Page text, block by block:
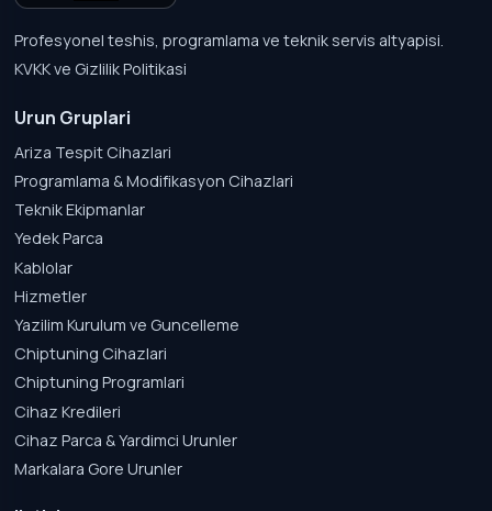
Profesyonel teshis, programlama ve teknik servis altyapisi.
KVKK ve Gizlilik Politikasi
Urun Gruplari
Ariza Tespit Cihazlari
Programlama & Modifikasyon Cihazlari
Teknik Ekipmanlar
Yedek Parca
Kablolar
Hizmetler
Yazilim Kurulum ve Guncelleme
Chiptuning Cihazlari
Chiptuning Programlari
Cihaz Kredileri
Cihaz Parca & Yardimci Urunler
Markalara Gore Urunler